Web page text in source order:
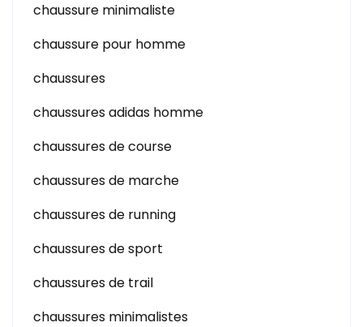
chaussure minimaliste
chaussure pour homme
chaussures
chaussures adidas homme
chaussures de course
chaussures de marche
chaussures de running
chaussures de sport
chaussures de trail
chaussures minimalistes